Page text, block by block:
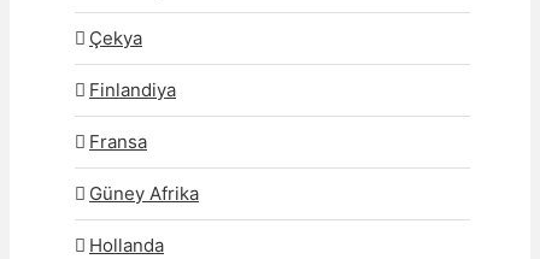
Çekya
Finlandiya
Fransa
Güney Afrika
Hollanda